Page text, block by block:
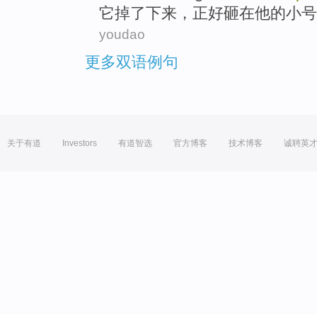
它掉了下来 ，正好砸在他的小
youdao
更多双语例句
关于有道 Investors 有道智选 官方博客 技术博客 诚聘英才